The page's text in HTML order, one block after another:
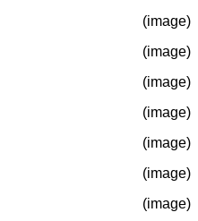
(image)
(image)
(image)
(image)
(image)
(image)
(image)